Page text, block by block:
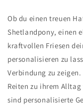
Ob du einen treuen
Shetlandpony, einen
kraftvollen Friesen
personalisieren zu
Verbindung zu
Reiten zu ihrem
sind personalisierte